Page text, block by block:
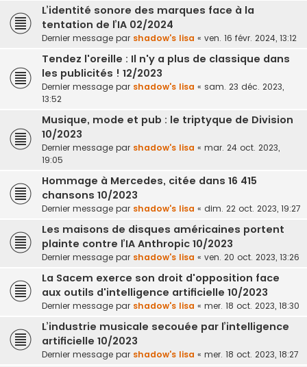
L’identité sonore des marques face à la
tentation de l’IA 02/2024
Dernier message par shadow's lisa « ven. 16 févr. 2024, 13:12
Tendez l'oreille : Il n'y a plus de classique dans
les publicités ! 12/2023
Dernier message par shadow's lisa « sam. 23 déc. 2023,
13:52
Musique, mode et pub : le triptyque de Division
10/2023
Dernier message par shadow's lisa « mar. 24 oct. 2023,
19:05
Hommage à Mercedes, citée dans 16 415
chansons 10/2023
Dernier message par shadow's lisa « dim. 22 oct. 2023, 19:27
Les maisons de disques américaines portent
plainte contre l’IA Anthropic 10/2023
Dernier message par shadow's lisa « ven. 20 oct. 2023, 13:26
La Sacem exerce son droit d'opposition face
aux outils d'intelligence artificielle 10/2023
Dernier message par shadow's lisa « mer. 18 oct. 2023, 18:30
L’industrie musicale secouée par l’intelligence
artificielle 10/2023
Dernier message par shadow's lisa « mer. 18 oct. 2023, 18:27